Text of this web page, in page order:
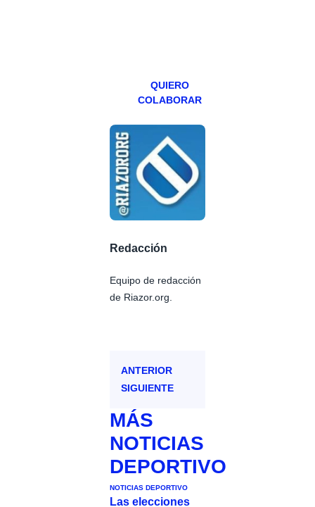
QUIERO
COLABORAR
Redacción
Equipo de redacción
de Riazor.org.
ANTERIOR
SIGUIENTE
MÁS
NOTICIAS
DEPORTIVO
NOTICIAS DEPORTIVO
Las elecciones